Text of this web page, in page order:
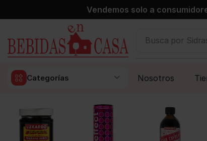
Vendemos solo a
Busca por
Categorías Nosotros